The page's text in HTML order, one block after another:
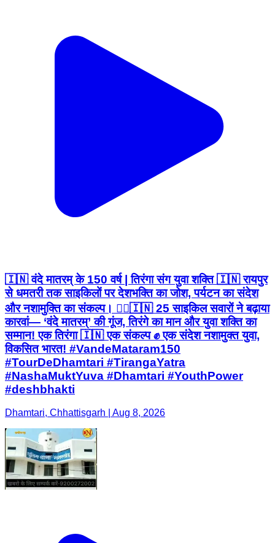
🇮🇳 वंदे मातरम् के 150 वर्ष | तिरंगा संग युवा शक्ति 🇮🇳 रायपुर
से धमतरी तक साइकिलों पर देशभक्ति का जोश, पर्यटन का संदेश
और नशामुक्ति का संकल्प। 🚴‍♂️🇮🇳 25 साइकिल सवारों ने बढ़ाया
कारवां— ‘वंदे मातरम्’ की गूंज, तिरंगे का मान और युवा शक्ति का
सम्मान! एक तिरंगा 🇮🇳 एक संकल्प ✊ एक संदेश नशामुक्त युवा,
विकसित भारत! #VandeMataram150
#TourDeDhamtari #TirangaYatra
#NashaMuktYuva #Dhamtari #YouthPower
#deshbhakti
Dhamtari, Chhattisgarh | Aug 8, 2026